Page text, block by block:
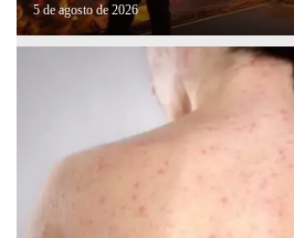
5 de agosto de 2026